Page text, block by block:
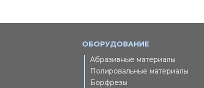
ОБОРУДОВАНИЕ
Абразивные материалы
Полировальные материалы
Борфрезы